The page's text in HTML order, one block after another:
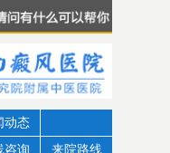
动态
咨询 来院路线